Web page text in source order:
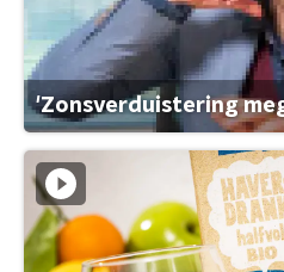
'Zonsverduistering